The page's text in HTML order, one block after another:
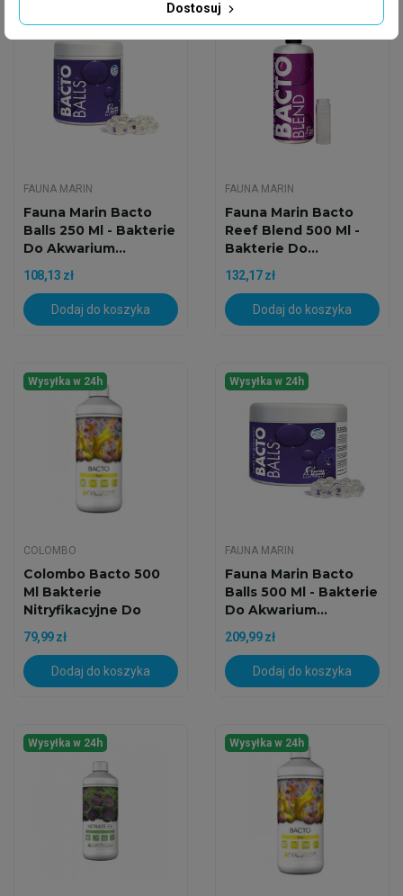
FAUNA MARIN
Fauna Marin Bacto
Balls 250 Ml - Bakterie
Do Akwarium...
108,13 zł
Dodaj do koszyka
FAUNA MARIN
Fauna Marin Bacto
Reef Blend 500 Ml -
Bakterie Do...
132,17 zł
Dodaj do koszyka
Wysyłka w 24h
COLOMBO
Colombo Bacto 500
Ml Bakterie
Nitryfikacyjne Do
Akwarium...
79,99 zł
Dodaj do koszyka
Wysyłka w 24h
FAUNA MARIN
Fauna Marin Bacto
Balls 500 Ml - Bakterie
Do Akwarium...
209,99 zł
Dodaj do koszyka
Wysyłka w 24h Wysyłka w 24h
Dostosuj